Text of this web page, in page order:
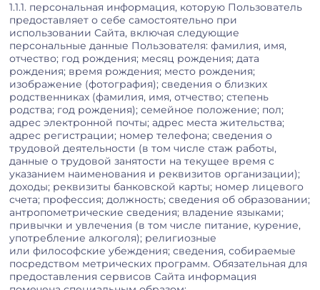
1.1.1. персональная информация, которую Пользователь
предоставляет о себе самостоятельно при
использовании Сайта, включая следующие
персональные данные Пользователя: фамилия, имя,
отчество; год рождения; месяц рождения; дата
рождения; время рождения; место рождения;
изображение (фотография); сведения о близких
родственниках (фамилия, имя, отчество; степень
родства; год рождения); семейное положение; пол;
адрес электронной почты; адрес места жительства;
адрес регистрации; номер телефона; сведения о
трудовой деятельности (в том числе стаж работы,
данные о трудовой занятости на текущее время с
указанием наименования и реквизитов организации);
доходы; реквизиты банковской карты; номер лицевого
счета; профессия; должность; сведения об образовании;
антропометрические сведения; владение языками;
привычки и увлечения (в том числе питание, курение,
употребление алкоголя); религиозные
или философские убеждения; сведения, собираемые
посредством метрических программ. Обязательная для
предоставления сервисов Сайта информация